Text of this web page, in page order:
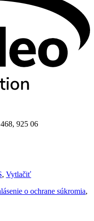
925 06
, Vytlačiť
o ochrane súkromia,